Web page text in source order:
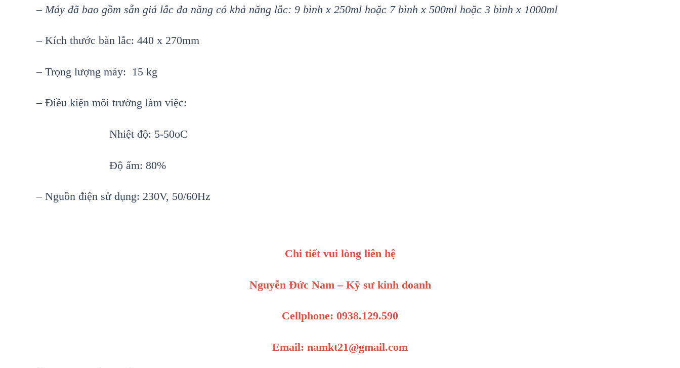
– Máy đã bao gồm sẵn giá lắc đa năng có khả năng lắc: 9 bình x 250ml hoặc 7 bình x 500ml hoặc 3 bình x 1000ml
– Kích thước bàn lắc: 440 x 270mm
– Trọng lượng máy: 15 kg
– Điều kiện môi trường làm việc:
Nhiệt độ: 5-50oC
Độ ẩm: 80%
– Nguồn điện sử dụng: 230V, 50/60Hz
Chi tiết vui lòng liên hệ
Nguyễn Đức Nam – Kỹ sư kinh doanh
Cellphone: 0938.129.590
Email: namkt21@gmail.com